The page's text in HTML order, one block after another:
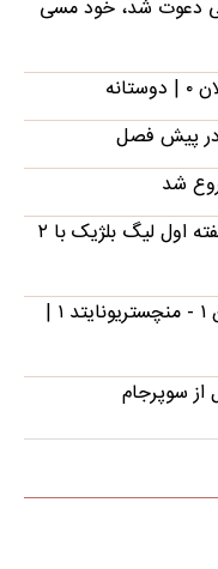
دعوت شد، خود مسی
پیش فصل
شد
ببینید؛ درخشش دنیس اکرت در هفته اول لیگ بلژیک با ۲
ببینید؛ خلاصه بازی پاری سن ژرمن ۱ - منچستریونایتد ۱ |
سوپرجام